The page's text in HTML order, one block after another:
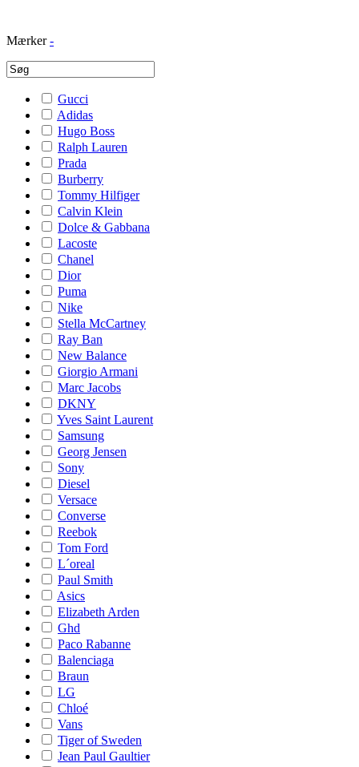
Mærker -
Gucci
Adidas
Hugo Boss
Ralph Lauren
Prada
Burberry
Tommy Hilfiger
Calvin Klein
Dolce & Gabbana
Lacoste
Chanel
Dior
Puma
Nike
Stella McCartney
Ray Ban
New Balance
Giorgio Armani
Marc Jacobs
DKNY
Yves Saint Laurent
Samsung
Georg Jensen
Sony
Diesel
Versace
Converse
Reebok
Tom Ford
L´oreal
Paul Smith
Asics
Elizabeth Arden
Ghd
Paco Rabanne
Balenciaga
Braun
LG
Chloé
Vans
Tiger of Sweden
Jean Paul Gaultier